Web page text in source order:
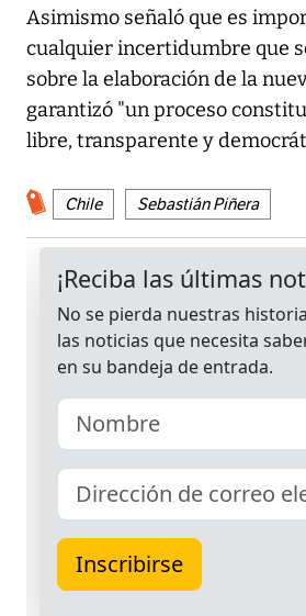
Asimismo señaló que es
cualquier incertidumbre que
sobre la elaboración de la
garantizó "un proceso
libre, transparente y
Chile Sebastián Piñera